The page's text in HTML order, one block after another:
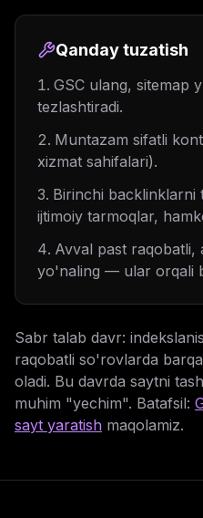
Qanday tuzatish
GSC ulang, sitemap
tezlashtiradi.
Muntazam sifatli
xizmat sahifalari).
Birinchi backlinklarni
ijtimoiy tarmoqlar,
Avval past raqobatli,
yo'naling — ular orqali
Sabr talab davr:
raqobatli so'rovlarda
oladi. Bu davrda saytni
muhim "yechim". Batafsil:
sayt yaratish maqolamiz.